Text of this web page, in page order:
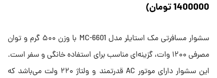
1400000 تومان)
سشوار مسافرتی مک استایلر مدل MC-6601 با وزن ۵۰۰ گرم و توان
مصرفی ۱۲۰۰ وات، گزینه‌ای مناسب برای استفاده خانگی و سفر است.
این سشوار دارای موتور AC قدرتمند و ولتاژ ۲۲۰ ولت می‌باشد که